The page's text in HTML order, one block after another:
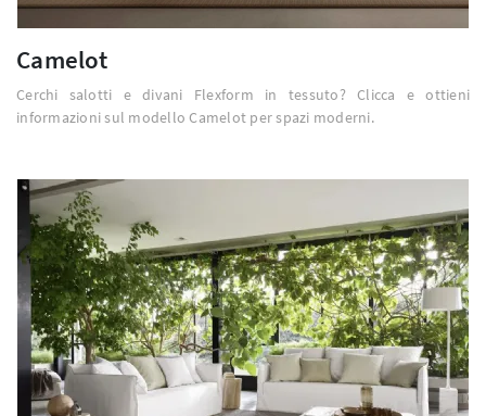
Camelot
Cerchi salotti e divani Flexform in tessuto? Clicca e ottieni
informazioni sul modello Camelot per spazi moderni.